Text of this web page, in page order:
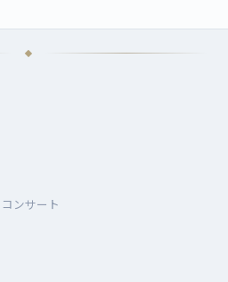
ンサート